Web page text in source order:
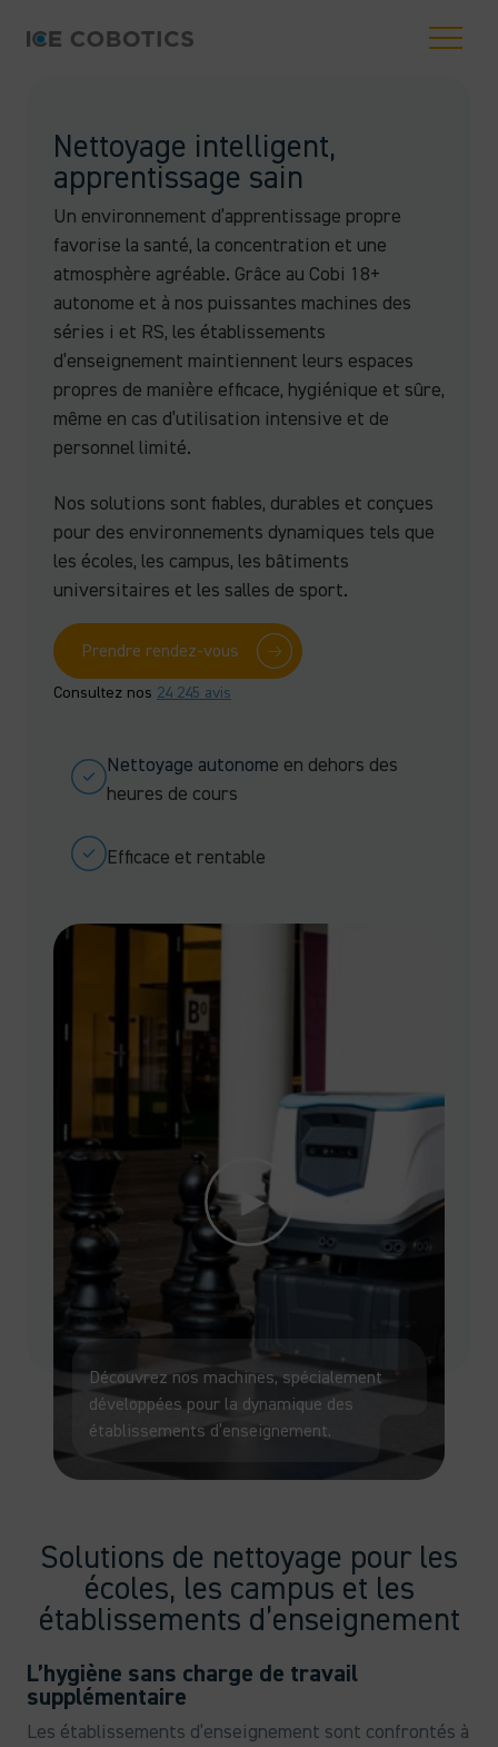
Nettoyage intelligent,
apprentissage sain
Un environnement d’apprentissage propre
favorise la santé, la concentration et une
atmosphère agréable. Grâce au Cobi 18+
autonome et à nos puissantes machines des
séries i et RS, les établissements
d’enseignement maintiennent leurs espaces
propres de manière efficace, hygiénique et sûre,
même en cas d’utilisation intensive et de
personnel limité.
Nos solutions sont fiables, durables et conçues
pour des environnements dynamiques tels que
les écoles, les campus, les bâtiments
universitaires et les salles de sport.
Prendre rendez-vous
Consultez nos 24 245 avis
Nettoyage autonome en dehors des
heures de cours
Efficace et rentable
Découvrez nos machines, spécialement
développées pour la dynamique des
établissements d’enseignement.
Solutions de nettoyage pour les
écoles, les campus et les
établissements d’enseignement
L’hygiène sans charge de travail
supplémentaire
Les établissements d’enseignement sont confrontés à